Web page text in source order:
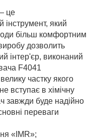
це
інструмент, який
більш комфортним
дозволить
інтер'єр, виконаний
F4041
частку якого
вступає в хімічну
завжди буде надійно
переваги
«IMR»;